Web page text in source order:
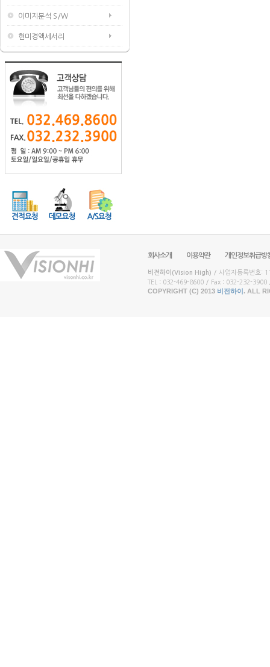
이미지분석 S/W
현미경액세서리
회사소개 이용약관 개인정보취급방
비전하이(Vision High) / 사업자등록번호:
TEL : 032-469-8600 / Fax : 032-232-
COPYRIGHT (C) 2013 비전하이. ALL